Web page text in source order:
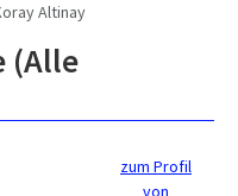
Altinay
(Alle
zum Profil
von